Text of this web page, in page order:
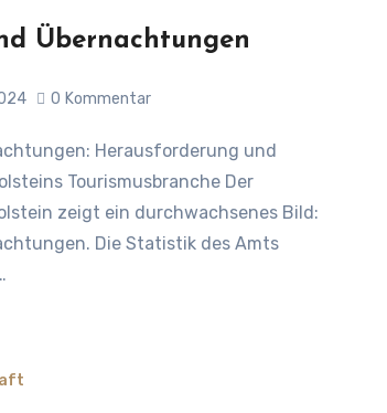
Übernachtungen
0 Kommentar
Tourismusbranche Der
zeigt ein durchwachsenes Bild:
Die Statistik des Amts